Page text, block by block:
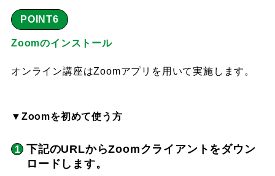
POINT6
Zoomのインストール
オンライン講座はZoomアプリを用いて実施します。
▼Zoomを初めて使う方
下記のURLからZoomクライアントをダウン
ロードします。